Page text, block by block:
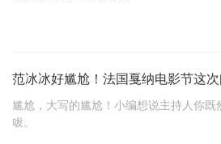
范冰冰好尴尬！法国戛纳电影节这
尴尬，大写的尴尬！小编想说主持人你
㕹。